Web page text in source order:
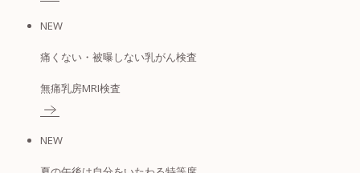
NEW
痛くない・被曝しない乳がん検査
無痛乳房MRI検査
NEW